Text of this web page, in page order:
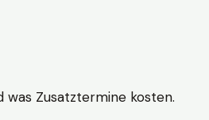
Zusatztermine kosten.